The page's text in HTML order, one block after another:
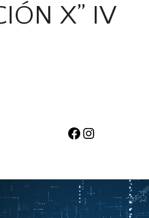
X” IV
Facebook
Instagram